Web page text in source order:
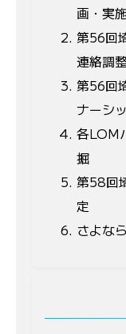
画・実施
第56回
連絡調
第56回
ナーシ
各LOM
掘
第58回
定
さよな